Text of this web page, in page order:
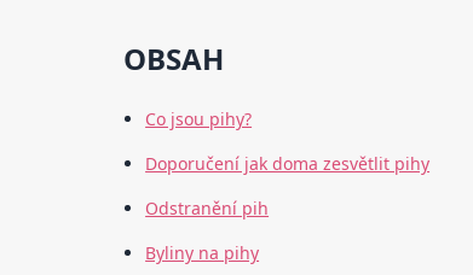
OBSAH
Co jsou pihy?
Doporučení jak doma zesvětlit pihy
Odstranění pih
Byliny na pihy